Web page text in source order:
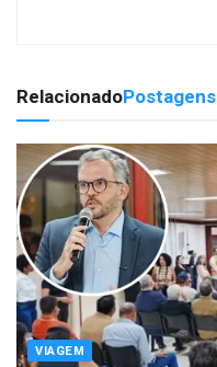
RelacionadoPostagens
VIAGEM